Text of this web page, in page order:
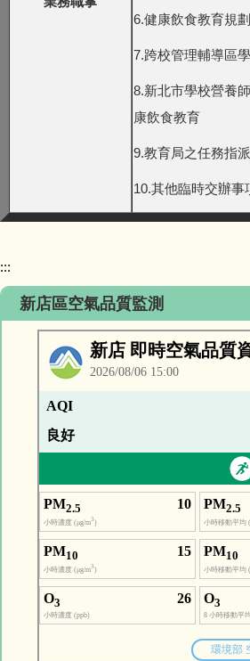
6.健康飲食教育規
7.跨校管理輔導區
8.新北市學校營養
康飲食教育
9.教育局之任務指派
10.其他臨時交辦事
:::
新店區空氣品質監測